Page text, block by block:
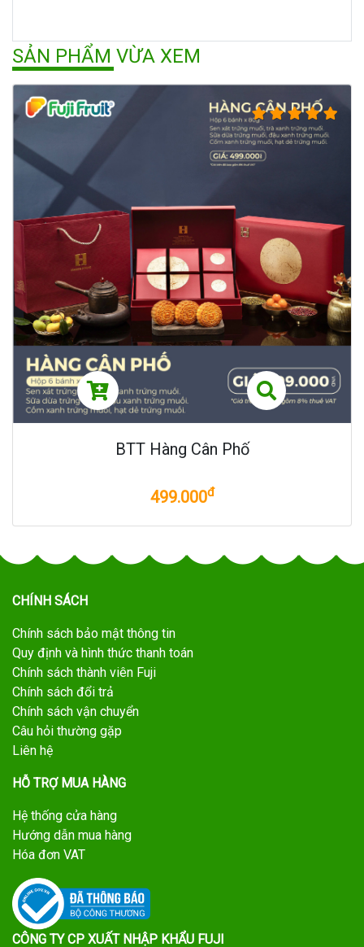
SẢN PHẨM VỪA XEM
BTT Hàng Cân Phố
499.000đ
CHÍNH SÁCH
Chính sách bảo mật thông tin
Quy định và hình thức thanh toán
Chính sách thành viên Fuji
Chính sách đổi trả
Chính sách vận chuyển
Câu hỏi thường gặp
Liên hệ
HỖ TRỢ MUA HÀNG
Hệ thống cửa hàng
Hướng dẫn mua hàng
Hóa đơn VAT
CÔNG TY CP XUẤT NHẬP KHẨU FUJI